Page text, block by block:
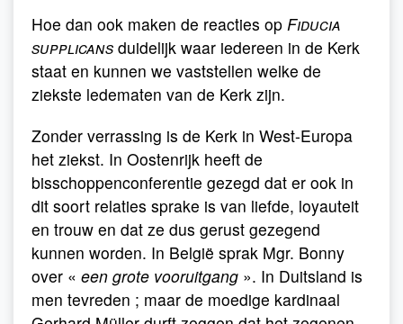
Hoe dan ook maken de reacties op Fiducia
supplicans duidelijk waar iedereen in de Kerk
staat en kunnen we vaststellen welke de
ziekste ledematen van de Kerk zijn.
Zonder verrassing is de Kerk in West-Europa
het ziekst. In Oostenrijk heeft de
bisschoppenconferentie gezegd dat er ook in
dit soort relaties sprake is van liefde, loyauteit
en trouw en dat ze dus gerust gezegend
kunnen worden. In België sprak Mgr. Bonny
over « een grote vooruitgang ». In Duitsland is
men tevreden ; maar de moedige kardinaal